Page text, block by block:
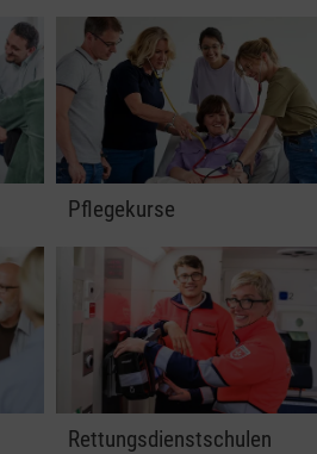
Pflegekurse
Rettungsdienstschulen